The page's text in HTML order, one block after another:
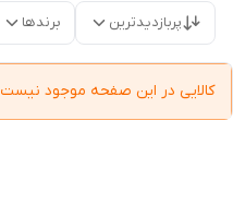
پربازدیدترین برندها
کالایی در این صفحه موجود نیست